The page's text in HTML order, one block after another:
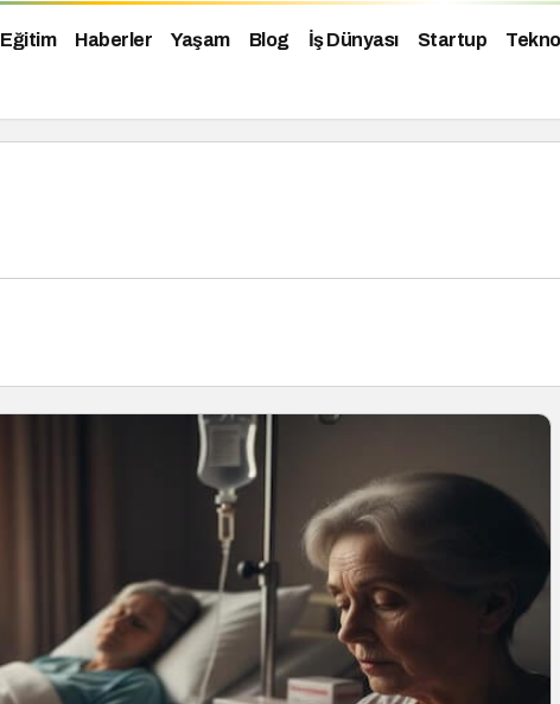
Eğitim Haberler Yaşam Blog İş Dünyası Startup